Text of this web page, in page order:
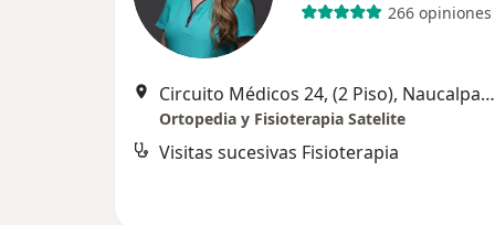
266 opiniones
Circuito Médicos 24, (2 Piso), Naucalpan de Juárez
Ortopedia y Fisioterapia Satelite
Visitas sucesivas Fisioterapia